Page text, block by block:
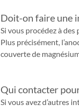
Doit-on faire une
Si vous procédez à
Plus précisément,
couverte de
Qui contacter
Si vous avez d’autres